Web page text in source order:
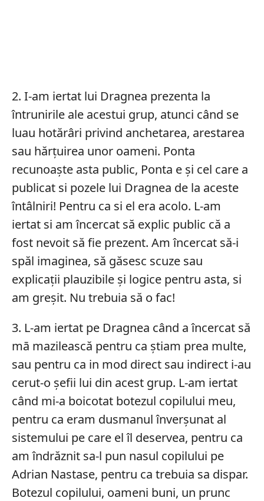
2. I-am iertat lui Dragnea prezenta la
întrunirile ale acestui grup, atunci când se
luau hotărâri privind anchetarea, arestarea
sau hărțuirea unor oameni. Ponta
recunoaște asta public, Ponta e și cel care a
publicat si pozele lui Dragnea de la aceste
întâlniri! Pentru ca si el era acolo. L-am
iertat si am încercat să explic public că a
fost nevoit să fie prezent. Am încercat să-i
spăl imaginea, să găsesc scuze sau
explicații plauzibile și logice pentru asta, si
am greșit. Nu trebuia să o fac!
3. L-am iertat pe Dragnea când a încercat să
mā mazilească pentru ca știam prea multe,
sau pentru ca in mod direct sau indirect i-au
cerut-o șefii lui din acest grup. L-am iertat
când mi-a boicotat botezul copilului meu,
pentru ca eram dusmanul înverșunat al
sistemului pe care el îl deservea, pentru ca
am îndrăznit sa-l pun nasul copilului pe
Adrian Nastase, pentru ca trebuia sa dispar.
Botezul copilului, oameni buni, un prunc